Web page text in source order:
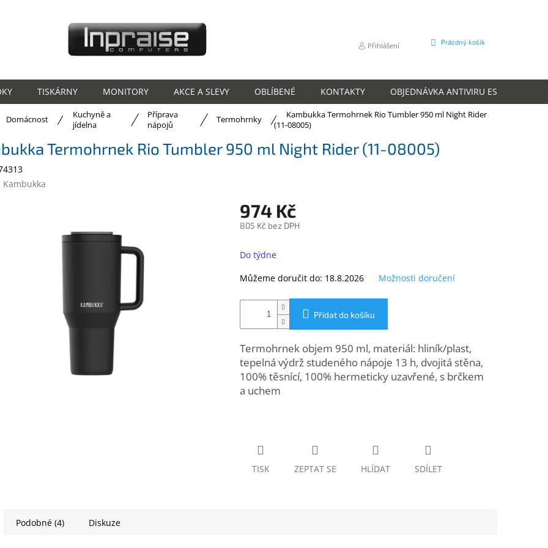
Přihlášení
NÁKUPNÍ
Prázdný košík
TISKÁRNY MONITORY AKCE A SLEVY OBLÍBENÉ KONTAKTY OBJEDNÁVKA ANTIVIRU ESET
Domácnost
Kuchyně a
jídelna
Příprava
nápojů
Termohrnky
Kambukka Termohrnek Rio Tumbler 950 ml Night Rider
(11-08005)
Termohrnek Rio Tumbler 950 ml Night Rider (11-08005)
Kambukka
974 Kč
805 Kč bez DPH
cena:
Do týdne
Můžeme doručit do: 18.8.2026 Možnosti doručení
Přidat do košíku
Termohrnek objem 950 ml, materiál: hliník/plast,
tepelná výdrž studeného nápoje 13 h, dvojitá stěna,
100% těsnící, 100% hermeticky uzavřené, s brčkem
a uchem
TISK ZEPTAT SE HLÍDAT SDÍLET
Podobné (4) Diskuze